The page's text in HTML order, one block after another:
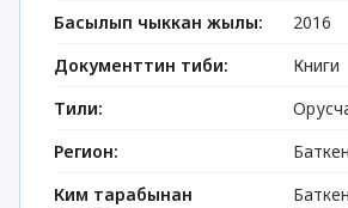
Басылып чыккан жылы:
2016
Документтин тиби:
Книги
Тили:
Регион:
Ким тарабынан